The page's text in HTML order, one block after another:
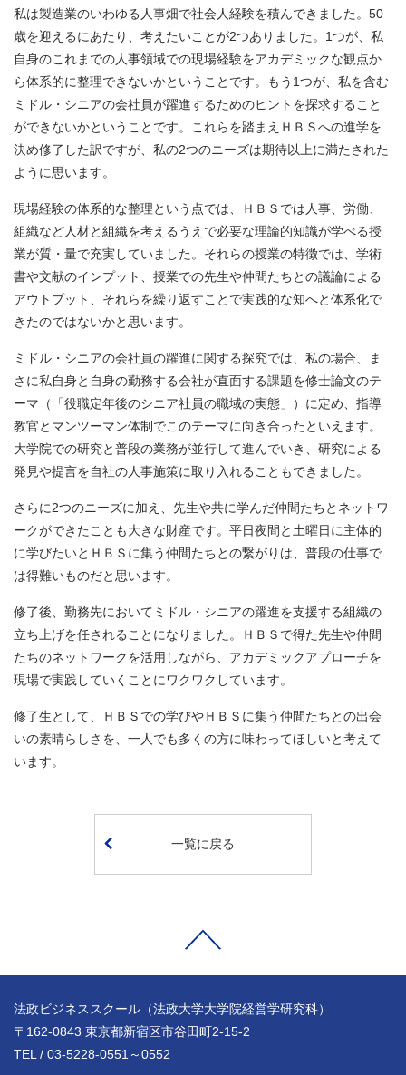
私は製造業のいわゆる人事畑で社会人経験を積んできました。50
歳を迎えるにあたり、考えたいことが2つありました。1つが、私
自身のこれまでの人事領域での現場経験をアカデミックな観点か
ら体系的に整理できないかということです。もう1つが、私を含む
ミドル・シニアの会社員が躍進するためのヒントを探求すること
ができないかということです。これらを踏まえＨＢＳへの進学を
決め修了した訳ですが、私の2つのニーズは期待以上に満たされた
ように思います。
現場経験の体系的な整理という点では、ＨＢＳでは人事、労働、
組織など人材と組織を考えるうえで必要な理論的知識が学べる授
業が質・量で充実していました。それらの授業の特徴では、学術
書や文献のインプット、授業での先生や仲間たちとの議論による
アウトプット、それらを繰り返すことで実践的な知へと体系化で
きたのではないかと思います。
ミドル・シニアの会社員の躍進に関する探究では、私の場合、ま
さに私自身と自身の勤務する会社が直面する課題を修士論文のテ
ーマ（「役職定年後のシニア社員の職域の実態」）に定め、指導
教官とマンツーマン体制でこのテーマに向き合ったといえます。
大学院での研究と普段の業務が並行して進んでいき、研究による
発見や提言を自社の人事施策に取り入れることもできました。
さらに2つのニーズに加え、先生や共に学んだ仲間たちとネットワ
ークができたことも大きな財産です。平日夜間と土曜日に主体的
に学びたいとＨＢＳに集う仲間たちとの繋がりは、普段の仕事で
は得難いものだと思います。
修了後、勤務先においてミドル・シニアの躍進を支援する組織の
立ち上げを任されることになりました。ＨＢＳで得た先生や仲間
たちのネットワークを活用しながら、アカデミックアプローチを
現場で実践していくことにワクワクしています。
修了生として、ＨＢＳでの学びやＨＢＳに集う仲間たちとの出会
いの素晴らしさを、一人でも多くの方に味わってほしいと考えて
います。
一覧に戻る
法政ビジネススクール（法政大学大学院経営学研究科）
〒162-0843 東京都新宿区市谷田町2-15-2
TEL / 03-5228-0551～0552